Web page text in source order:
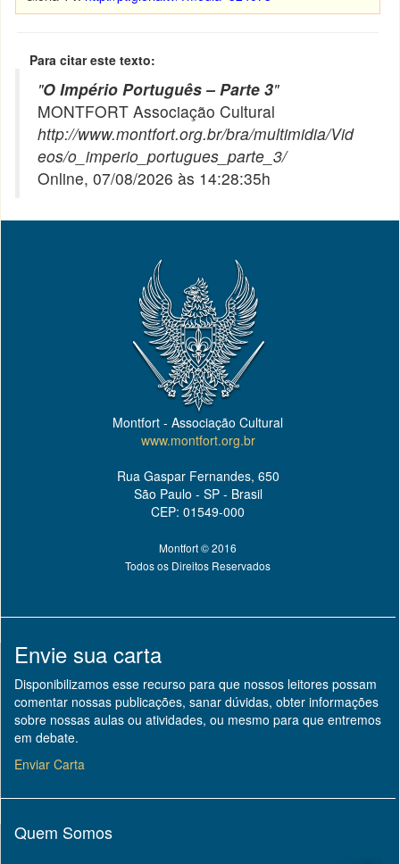
Para citar este texto:
"O Império Português – Parte 3"
MONTFORT Associação Cultural
http://www.montfort.org.br/bra/multimidia/Vid
eos/o_imperio_portugues_parte_3/
Online, 07/08/2026 às 14:28:35h
Montfort - Associação Cultural
www.montfort.org.br
Rua Gaspar Fernandes, 650
São Paulo - SP - Brasil
CEP: 01549-000
Montfort © 2016
Todos os Direitos Reservados
Envie sua carta
Disponibilizamos esse recurso para que nossos leitores possam
comentar nossas publicações, sanar dúvidas, obter informações
sobre nossas aulas ou atividades, ou mesmo para que entremos
em debate.
Enviar Carta
Quem Somos